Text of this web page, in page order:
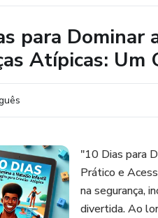
para Dominar
Atípicas: Um
"10 Dias para
Prático e
na segurança,
divertida. Ao